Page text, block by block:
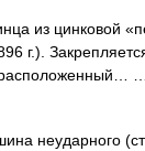
из цинковой
г.).
расположенный…
неударного